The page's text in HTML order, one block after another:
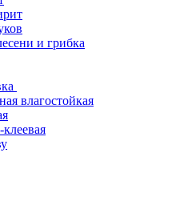
и грибка
влагостойкая